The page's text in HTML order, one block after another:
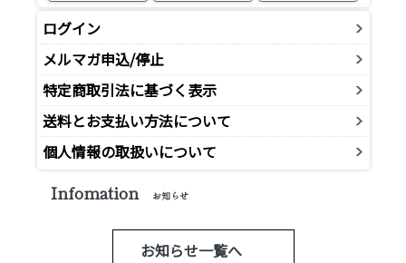
ログイン
メルマガ申込/停止
特定商取引法に基づく表示
送料とお支払い方法について
個人情報の取扱いについて
Infomation お知らせ
お知らせ一覧へ